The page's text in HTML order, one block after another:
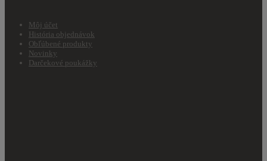
Môj účet
História objednávok
Obľúbené produkty
Novinky
Darčekové poukážky